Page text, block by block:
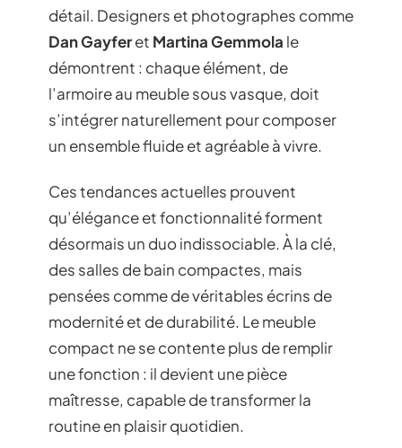
détail. Designers et photographes comme
Dan Gayferet Martina Gemmola le
démontrent : chaque élément, de
l’armoire au meuble sous vasque, doit
s’intégrer naturellement pour composer
un ensemble fluide et agréable à vivre.
Ces tendances actuelles prouvent
qu’élégance et fonctionnalité forment
désormais un duo indissociable. À la clé,
des salles de bain compactes, mais
pensées comme de véritables écrins de
modernité et de durabilité. Le meuble
compact ne se contente plus de remplir
une fonction : il devient une pièce
maîtresse, capable de transformer la
routine en plaisir quotidien.